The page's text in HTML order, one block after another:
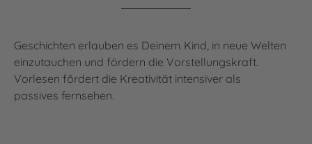
Geschichten erlauben es Deinem Kind, in neue Welten
einzutauchen und fördern die Vorstellungskraft.
Vorlesen fördert die Kreativität intensiver als
passives fernsehen.